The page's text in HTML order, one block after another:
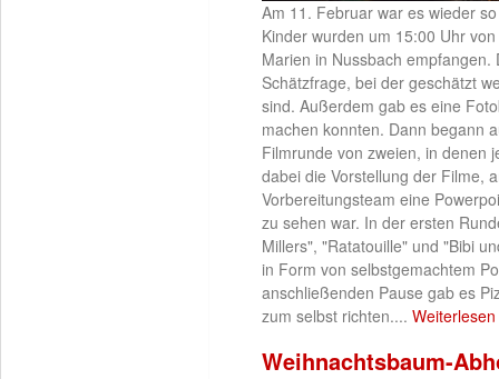
Am 11. Februar war es wieder
Kinder wurden um 15:00 Uhr
Marien in Nussbach
Schätzfrage, bei der geschätzt
sind. Außerdem gab es eine
machen konnten. Dann begann
Filmrunde von zweien, in denen
dabei die Vorstellung der Filme,
Vorbereitungsteam eine
zu sehen war. In der ersten
Millers", "Ratatouille" und "Bibi
in Form von selbstgemachtem
anschließenden Pause gab es
zum selbst richten....
Weihnachtsbaum-